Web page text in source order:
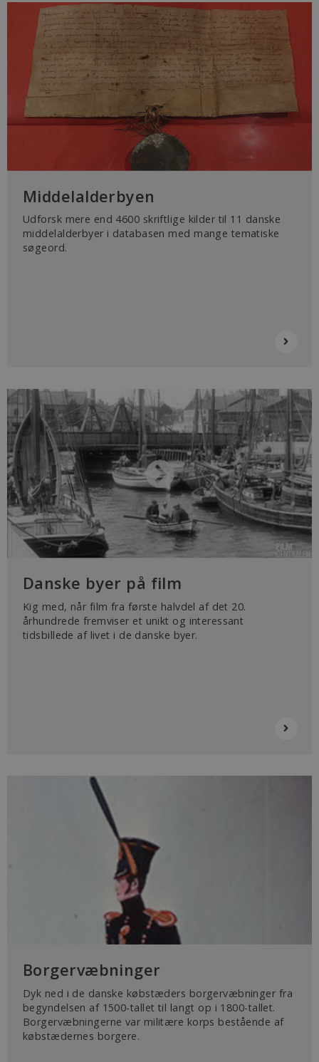
Middelalderbyen
Udforsk mere end 4600 skriftlige kilder til 11 danske
middelalderbyer i databasen med mange tematiske
søgeord.
Danske byer på film
Kig med, når film fra første halvdel af det 20.
århundrede fremviser et unikt og interessant
tidsbillede af livet i de danske byer.
Borgervæbninger
Dyk ned i de danske købstæders borger­væbninger fra
begyndelsen af 1500-tallet til langt op i 1800-tallet.
Borger­væbningerne var militære korps bestående af
købstædernes borgere.